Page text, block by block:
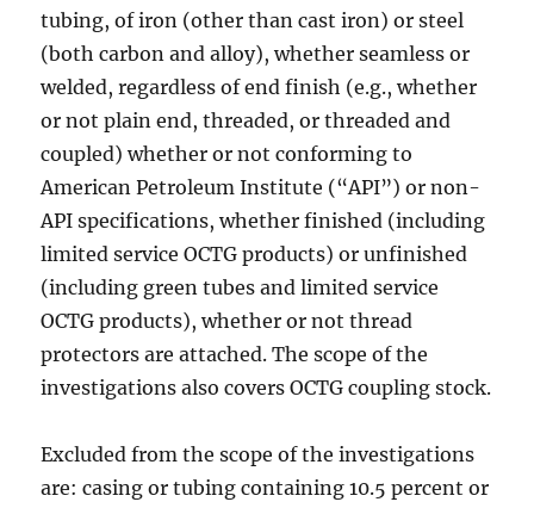
tubing, of iron (other than cast iron) or steel
(both carbon and alloy), whether seamless or
welded, regardless of end finish (e.g., whether
or not plain end, threaded, or threaded and
coupled) whether or not conforming to
American Petroleum Institute (“API”) or non-
API specifications, whether finished (including
limited service OCTG products) or unfinished
(including green tubes and limited service
OCTG products), whether or not thread
protectors are attached. The scope of the
investigations also covers OCTG coupling stock.
Excluded from the scope of the investigations
are: casing or tubing containing 10.5 percent or